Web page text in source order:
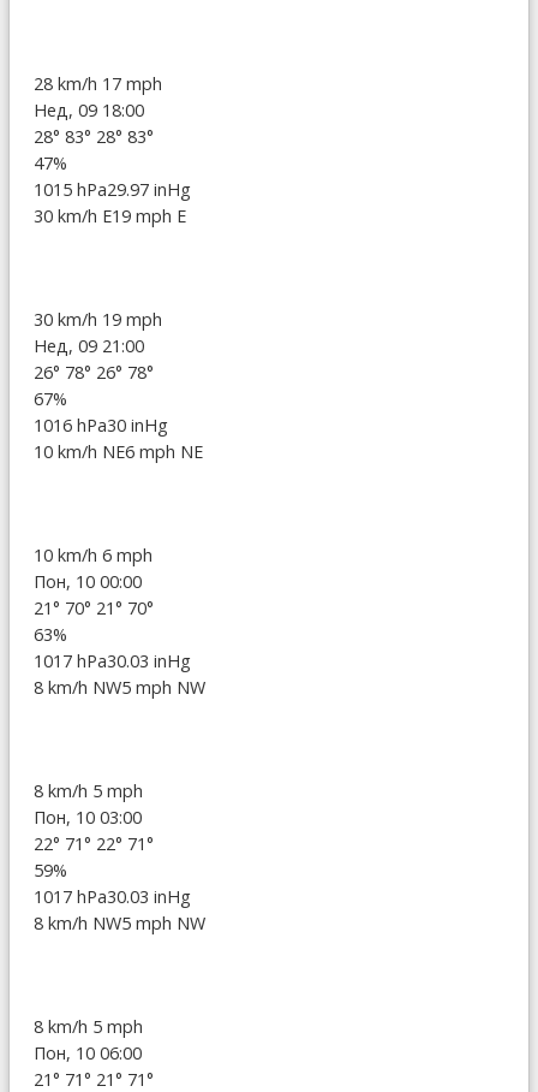
28 km/h 17 mph
Нед, 09 18:00
28° 83° 28° 83°
47%
1015 hPa29.97 inHg
30 km/h E19 mph E
30 km/h 19 mph
Нед, 09 21:00
26° 78° 26° 78°
67%
1016 hPa30 inHg
10 km/h NE6 mph NE
10 km/h 6 mph
Пон, 10 00:00
21° 70° 21° 70°
63%
1017 hPa30.03 inHg
8 km/h NW5 mph NW
8 km/h 5 mph
Пон, 10 03:00
22° 71° 22° 71°
59%
1017 hPa30.03 inHg
8 km/h NW5 mph NW
8 km/h 5 mph
Пон, 10 06:00
21° 71° 21° 71°